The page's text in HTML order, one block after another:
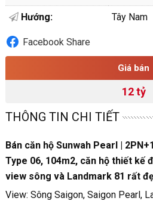
Hướng: Tây Nam
Facebook Share
Giá bán
12 tỷ
THÔNG TIN CHI TIẾT
Bán căn hộ Sunwah Pearl |
Type 06, 104m2, căn hộ thiết kế
view sông và Landmark 81 rất
View: Sông Saigon, Saigon Pearl,